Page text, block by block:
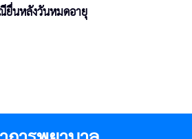
ยื่นหลังวันหมดอายุ